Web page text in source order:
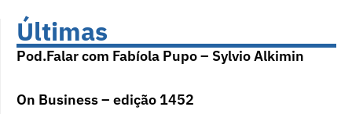
Últimas
Pod.Falar com Fabíola Pupo – Sylvio Alkimin
On Business – edição 1452